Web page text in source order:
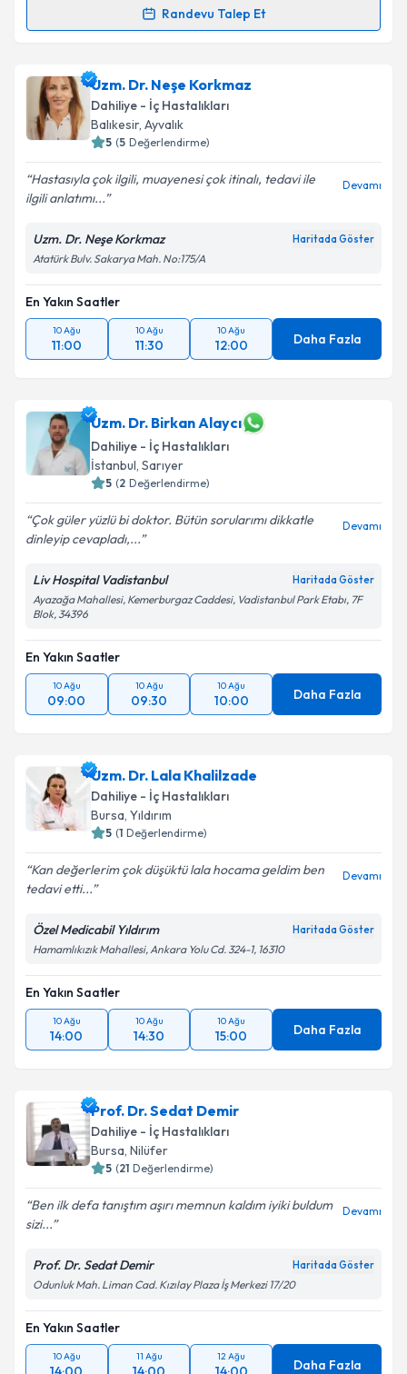
Randevu Talep Et
takvim hazırlandığında e-posta ile bilgilendireceğiz.
E-posta Adresiniz
kapsamda işlenmesini kabul ediyorum.
Uzm. Dr. Neşe Korkmaz
Dahiliye - İç Hastalıkları
Balıkesir, Ayvalık
5 (5 Değerlendirme)
Hastasıyla çok ilgili, muayenesi çok itinalı, tedavi ile
ilgili anlatımı...
Devamı
Uzm. Dr. Neşe Korkmaz Haritada Göster
Atatürk Bulv. Sakarya Mah. No:175/A
En Yakın Saatler
10 Ağu
11:00
10 Ağu
11:30
10 Ağu
12:00 Daha Fazla
Uzm. Dr. Birkan Alaycı
Dahiliye - İç Hastalıkları
İstanbul, Sarıyer
5 (2 Değerlendirme)
Çok güler yüzlü bi doktor. Bütün sorularımı dikkatle
dinleyip cevapladı,...
Devamı
Liv Hospital Vadistanbul Haritada Göster
Ayazağa Mahallesi, Kemerburgaz Caddesi, Vadistanbul Park Etabı, 7F
Blok, 34396
En Yakın Saatler
10 Ağu
09:00
10 Ağu
09:30
10 Ağu
10:00 Daha Fazla
Uzm. Dr. Lala Khalilzade
Dahiliye - İç Hastalıkları
Bursa, Yıldırım
5 (1 Değerlendirme)
Kan değerlerim çok düşüktü lala hocama geldim ben
tedavi etti...
Devamı
Özel Medicabil Yıldırım Haritada Göster
Hamamlıkızık Mahallesi, Ankara Yolu Cd. 324-1, 16310
En Yakın Saatler
10 Ağu
14:00
10 Ağu
14:30
10 Ağu
15:00 Daha Fazla
Prof. Dr. Sedat Demir
Dahiliye - İç Hastalıkları
Bursa, Nilüfer
5 (21 Değerlendirme)
Ben ilk defa tanıştım aşırı memnun kaldım iyiki buldum
sizi...
Devamı
Prof. Dr. Sedat Demir Haritada Göster
Odunluk Mah. Liman Cad. Kızılay Plaza İş Merkezi 17/20
En Yakın Saatler
10 Ağu 11 Ağu 12 Ağu
Daha Fazla